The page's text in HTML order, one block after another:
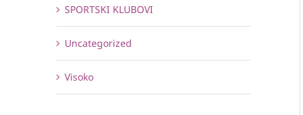
SPORTSKI KLUBOVI
Uncategorized
Visoko